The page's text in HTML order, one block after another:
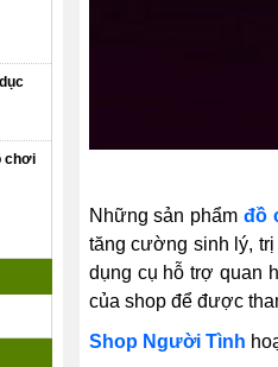
Những sản phẩmđồ
tăng cường sinh lý,
dụng cụ hỗ trợ quan
của shop để được
Shop Người Tình
chơi